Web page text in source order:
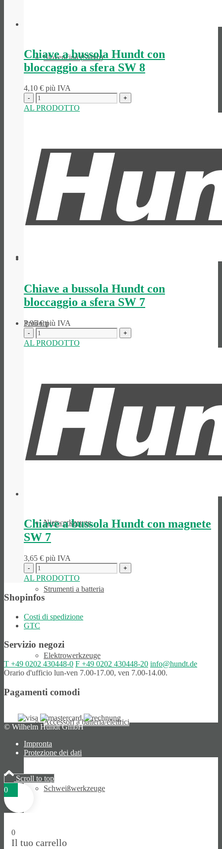
Slovenčina(Slavo)
Spagnolo )
Prodotti
Negozio
Utensili manuali
Niet­werk­zeuge
Strumenti a batteria
Elektro­werk­zeuge
Accessori a batteria/elettrici
Schweiß­werk­zeuge
Chiave a bussola Hundt con
bloccaggio a sfera SW 8
4,10 € più IVA
AL PRODOTTO
Chiave a bussola Hundt con
bloccaggio a sfera SW 7
3,95€ più IVA
AL PRODOTTO
Chiave a bussola Hundt con magnete
SW 7
3,65 € più IVA
AL PRODOTTO
Shopinfos
Costi di spedizione
GTC
Servizio negozi
T +49 0202 430448-0 F +49 0202 430448-20 info@hundt.de
Orario d'ufficio lun-ven 7.00-17.00, ven 7.00-14.00.
Pagamenti comodi
© Wilhelm Hundt GmbH
Impronta
Protezione dei dati
Scroll to top
0
0
Il tuo carrello